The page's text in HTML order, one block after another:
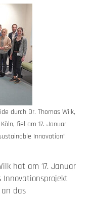
durch Dr. Thomas Wilk,
fiel am 17. Januar
Innovation“
hat am 17. Januar
Innovationsprojekt
an das